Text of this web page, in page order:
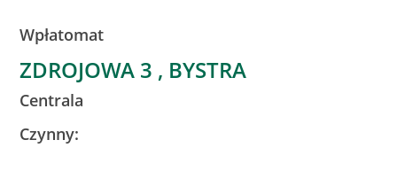
Wpłatomat
ZDROJOWA 3 , BYSTRA
Centrala
Czynny: